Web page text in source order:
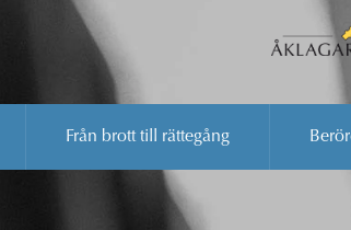
Från brott till rättegång